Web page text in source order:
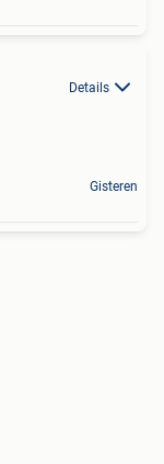
Details
Gisteren